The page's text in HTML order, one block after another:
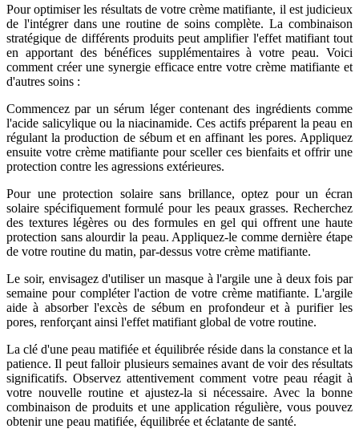
Pour optimiser les résultats de votre crème matifiante, il est judicieux
de l'intégrer dans une routine de soins complète. La combinaison
stratégique de différents produits peut amplifier l'effet matifiant tout
en apportant des bénéfices supplémentaires à votre peau. Voici
comment créer une synergie efficace entre votre crème matifiante et
d'autres soins :
Commencez par un sérum léger contenant des ingrédients comme
l'acide salicylique ou la niacinamide. Ces actifs préparent la peau en
régulant la production de sébum et en affinant les pores. Appliquez
ensuite votre crème matifiante pour sceller ces bienfaits et offrir une
protection contre les agressions extérieures.
Pour une protection solaire sans brillance, optez pour un écran
solaire spécifiquement formulé pour les peaux grasses. Recherchez
des textures légères ou des formules en gel qui offrent une haute
protection sans alourdir la peau. Appliquez-le comme dernière étape
de votre routine du matin, par-dessus votre crème matifiante.
Le soir, envisagez d'utiliser un masque à l'argile une à deux fois par
semaine pour compléter l'action de votre crème matifiante. L'argile
aide à absorber l'excès de sébum en profondeur et à purifier les
pores, renforçant ainsi l'effet matifiant global de votre routine.
La clé d'une peau matifiée et équilibrée réside dans la constance et la
patience. Il peut falloir plusieurs semaines avant de voir des résultats
significatifs. Observez attentivement comment votre peau réagit à
votre nouvelle routine et ajustez-la si nécessaire. Avec la bonne
combinaison de produits et une application régulière, vous pouvez
obtenir une peau matifiée, équilibrée et éclatante de santé.